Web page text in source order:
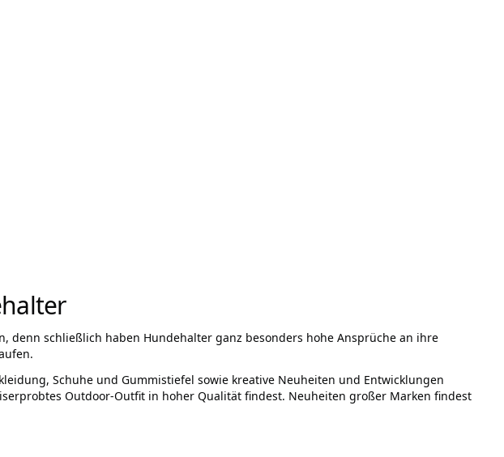
schließlich haben Hundehalter ganz besonders hohe Ansprüche an ihre
Schuhe und Gummistiefel sowie kreative Neuheiten und Entwicklungen
Outdoor-Outfit in hoher Qualität findest. Neuheiten großer Marken findest